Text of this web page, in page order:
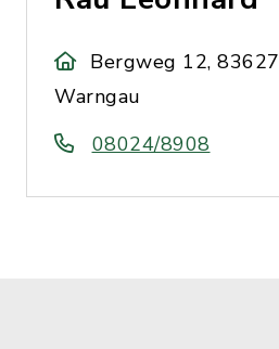
Bergweg 12, 83627
Warngau
08024/8908